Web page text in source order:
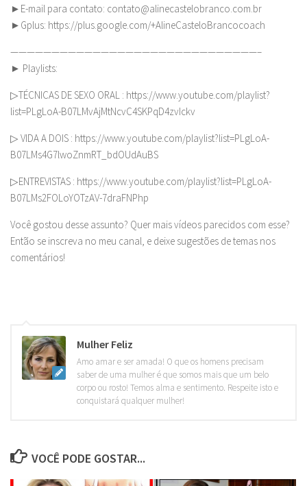
►E-mail para contato: contato@alinecastelobranco.com.br
►Gplus: https://plus.google.com/+AlineCasteloBrancocoach
——————————————————————————————–
► Playlists:
▷TÉCNICAS DE SEXO ORAL : https://www.youtube.com/playlist?
list=PLgLoA-B07LMvAjMtNcvC4SKPqD4zvIckv
▷ VIDA A DOIS : https://www.youtube.com/playlist?list=PLgLoA-
B07LMs4G7lwoZnmRT_bdOUdAuBS
▷ENTREVISTAS : https://www.youtube.com/playlist?list=PLgLoA-
B07LMs2FOLoYOTzAV-7draFNPhp
Você gostou desse assunto? Quer mais vídeos parecidos com esse?
Então se inscreva no meu canal, e deixe sugestões de temas nos
comentários!
Mulher Feliz
Amo amar e ser amada! O que os homens precisam
saber de uma mulher é que somos mais que um belo
corpo ou rosto! Temos alma e sentimento. Respeite isto e
conquistará qualquer mulher!
VOCÊ PODE GOSTAR...